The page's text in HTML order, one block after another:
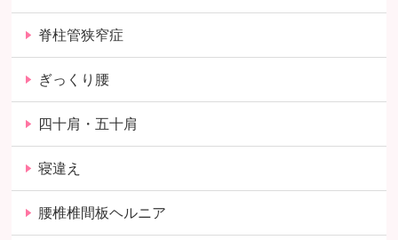
脊柱管狭窄症
ぎっくり腰
四十肩・五十肩
寝違え
腰椎椎間板ヘルニア